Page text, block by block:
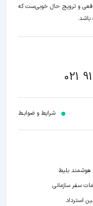
واقعی و ترویج حال خوبی‌ست که
021
شرایط و ضوابـط
هوشمند بلیط
سفر سازمانی
استرداد